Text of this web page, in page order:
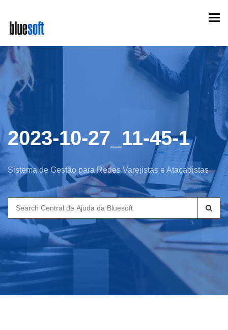
main
content
2023-10-27_11-45-1
Sistema de Gestão para Redes Varejistas e Atacadistas
Search
for: